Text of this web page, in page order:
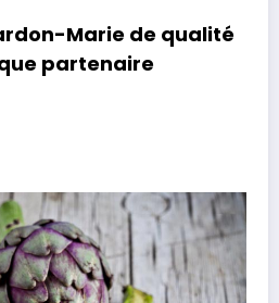
Marie de qualité
partenaire